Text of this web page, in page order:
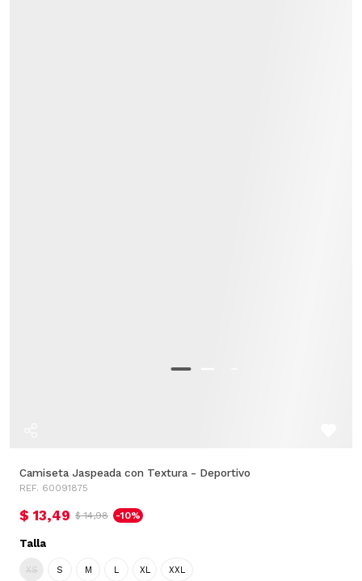
Camiseta Jaspeada con Textura - Deportivo
REF. 60091875
$ 13,49 $ 14,98 -10%
Talla
XS S M L XL XXL